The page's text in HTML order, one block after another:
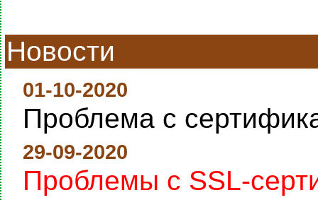
Новости
01-10-2020
Проблема с
29-09-2020
Проблемы с SSL-